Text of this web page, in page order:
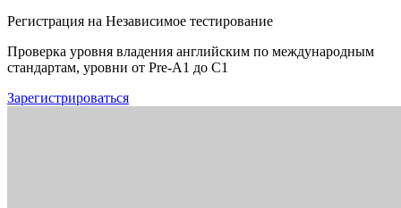
Регистрация на Независимое тестирование
Проверка уровня владения английским по международным
стандартам, уровни от Pre-A1 до C1
Зарегистрироваться